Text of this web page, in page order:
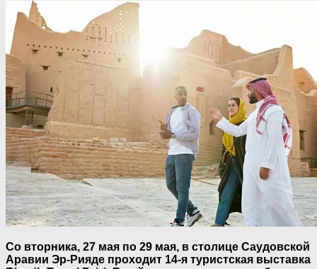
Со вторника, 27 мая по 29 мая, в столице Саудовской
Аравии Эр-Рияде проходит 14-я туристская выставка